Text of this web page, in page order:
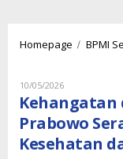
Homepage / BPMI
10/05/2026Oleh
Lukman
Nugraha
Kehangatan
Prabowo
Kesehatan